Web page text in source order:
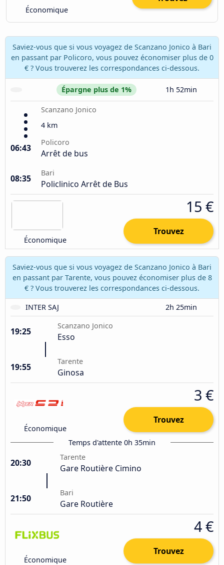
Économique
Saviez-vous que si vous voyagez de Scanzano Jonico à Bari
en passant par Policoro, vous pouvez économiser plus de 0
€ ? Vous trouverez les correspondances ci-dessous.
Épargne plus de 1% 1h 52min
Scanzano Jonico
4 km
06:43
Policoro
Arrêt de bus
08:35
Bari
Policlinico Arrêt de Bus
Économique
15 €
Trouvez
Saviez-vous que si vous voyagez de Scanzano Jonico à Bari
en passant par Tarente, vous pouvez économiser plus de 8
€ ? Vous trouverez les correspondances ci-dessous.
INTER SAJ
2h 25min
19:25
Scanzano Jonico
Esso
19:55
Tarente
Ginosa
Économique
3 €
Trouvez
Temps d'attente 0h 35min
20:30
Tarente
Gare Routière Cimino
21:50
Bari
Gare Routière
Économique
4 €
Trouvez